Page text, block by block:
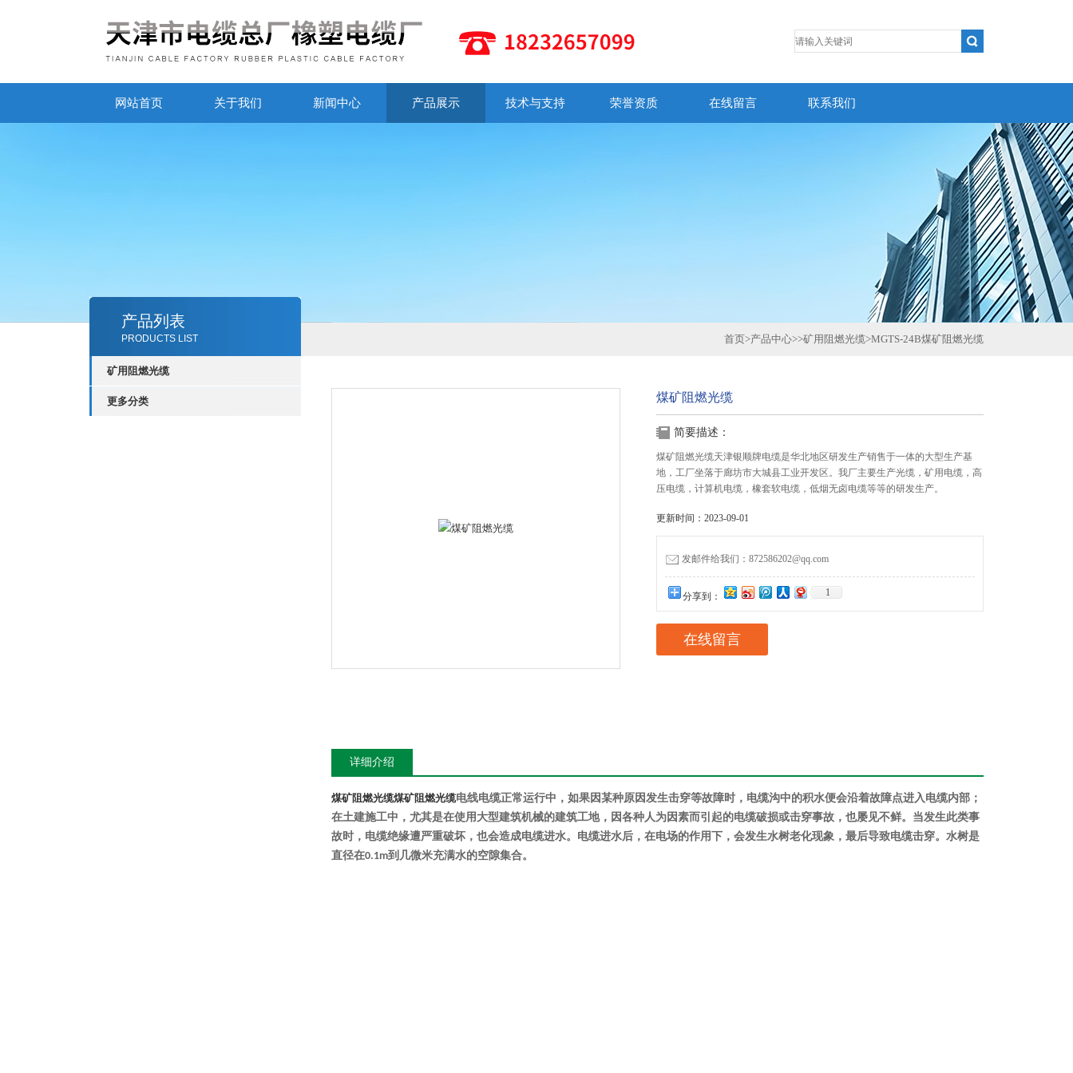
网站首页 关于我们 新闻中心 产品展示 技术与支持 荣誉资质 在线留言 联系我们
产品列表
PRODUCTS LIST
矿用阻燃光缆
更多分类
首页>产品中心>>矿用阻燃光缆>MGTS-24B煤矿阻燃光缆
煤矿阻燃光缆
简要描述：
煤矿阻燃光缆天津银顺牌电缆是华北地区研发生产销售于一体的大型生产基
地，工厂坐落于廊坊市大城县工业开发区。我厂主要生产光缆，矿用电缆，高
压电缆，计算机电缆，橡套软电缆，低烟无卤电缆等等的研发生产。
更新时间：2023-09-01
发邮件给我们：872586202@qq.com
分享到： 1
在线留言
详细介绍
煤矿阻燃光缆煤矿阻燃光缆电线电缆正常运行中，如果因某种原因发生击穿等故障时，电缆沟中的积水便会沿着故障点进入电缆内部；
在土建施工中，尤其是在使用大型建筑机械的建筑工地，因各种人为因素而引起的电缆破损或击穿事故，也屡见不鲜。当发生此类事
故时，电缆绝缘遭严重破坏，也会造成电缆进水。电缆进水后，在电场的作用下，会发生水树老化现象，最后导致电缆击穿。水树是
直径在0.1m到几微米充满水的空隙集合。